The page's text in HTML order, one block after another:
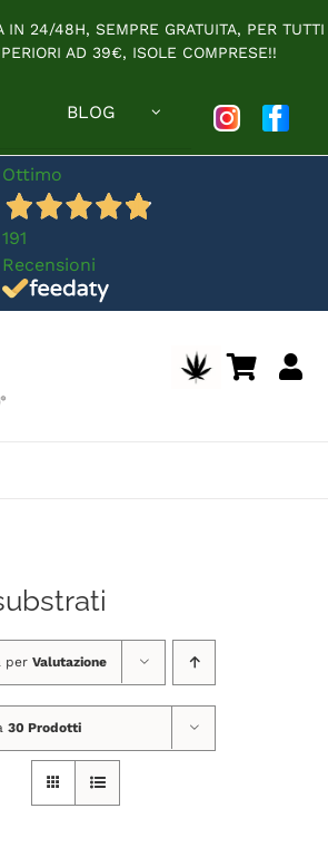
IN 24/48H, SEMPRE GRATUITA, PER TUTTI
AD 39€, ISOLE COMPRESE!!
BLOG
Ottimo
191
Recensioni
per Valutazione
30 Prodotti